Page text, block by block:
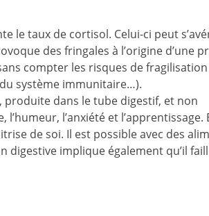
le taux de cortisol. Celui-ci peut
des fringales à l’origine d’une
compter les risques de
système immunitaire…).
produite dans le tube digestif, et non
l’anxiété et l’apprentissage.
de soi. Il est possible avec des
digestive implique également qu’il